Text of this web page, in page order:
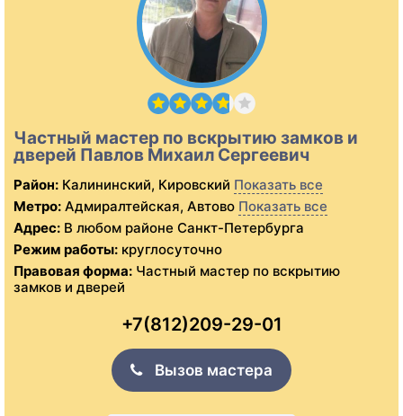
Частный мастер по вскрытию замков и
дверей Павлов Михаил Сергеевич
Район: Калининский, Кировский Показать все
Метро: Адмиралтейская, Автово Показать все
Адрес: В любом районе Санкт-Петербурга
Режим работы: круглосуточно
Правовая форма: Частный мастер по вскрытию
замков и дверей
+7(812)209-29-01
Вызов мастера